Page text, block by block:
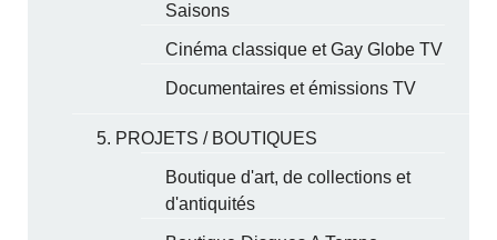
Saisons
Cinéma classique et Gay Globe TV
Documentaires et émissions TV
5. PROJETS / BOUTIQUES
Boutique d'art, de collections et
d'antiquités